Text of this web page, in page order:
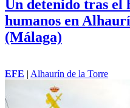
Un detenido tras el
humanos en
(Málaga)
EFE | Alhaurín de la Torre